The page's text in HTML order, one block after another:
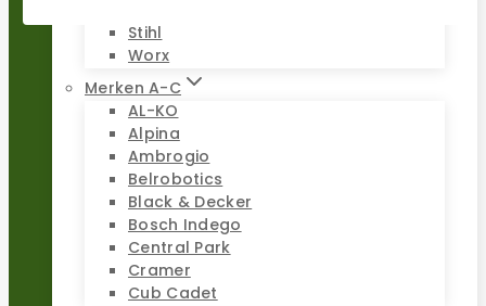
Stihl
Worx
Merken A-C
AL-KO
Alpina
Ambrogio
Belrobotics
Black & Decker
Bosch Indego
Central Park
Cramer
Cub Cadet